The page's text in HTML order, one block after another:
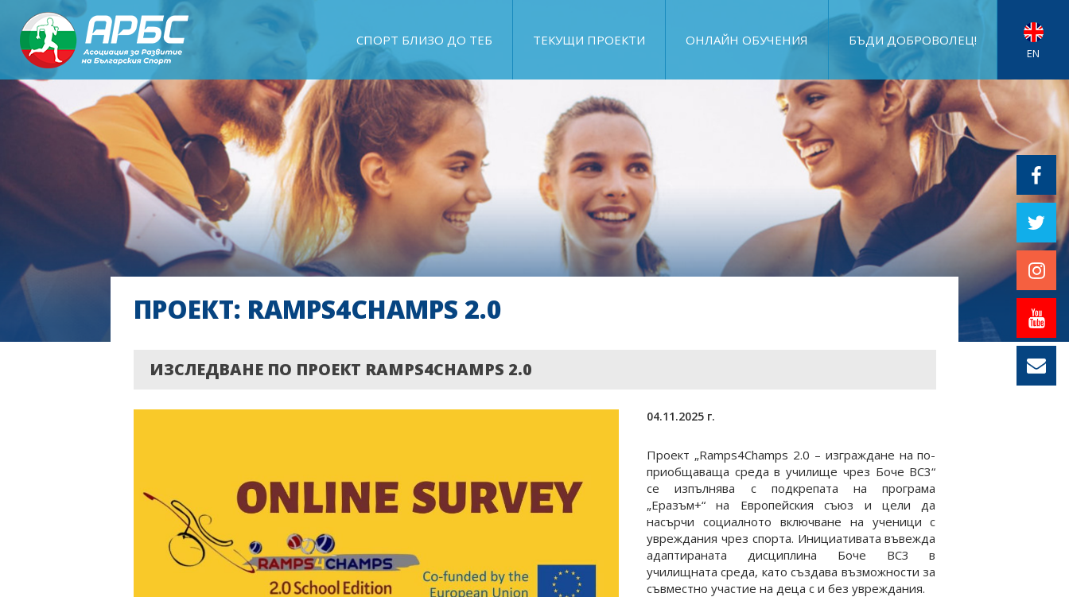
СПОРТ БЛИЗО ДО ТЕБ ТЕКУЩИ ПРОЕКТИ ОНЛАЙН ОБУЧЕНИЯ БЪДИ ДОБРОВОЛЕЦ!
EN
ПРОЕКТ: RAMPS4CHAMPS 2.0
ИЗСЛЕДВАНЕ ПО ПРОЕКТ RAMPS4CHAMPS 2.0
04.11.2025 г.
Проект „Ramps4Champs 2.0 – изграждане на по-
приобщаваща среда в училище чрез Боче BC3“
се изпълнява с подкрепата на програма
„Еразъм+“ на Европейския съюз и цели да
насърчи социалното включване на ученици с
увреждания чрез спорта. Инициативата въвежда
адаптираната дисциплина Боче BC3 в
училищната среда, като създава възможности за
съвместно участие на деца с и без увреждания.